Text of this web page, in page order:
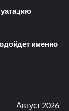
именно
Август 2026